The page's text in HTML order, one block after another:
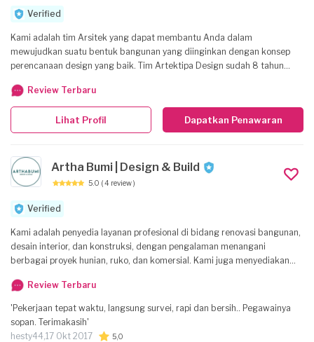
Verified
Kami adalah tim Arsitek yang dapat membantu Anda dalam
mewujudkan suatu bentuk bangunan yang diinginkan dengan konsep
perencanaan design yang baik. Tim Artektipa Design sudah 8 tahun
sesuai design yang diinginkan. Lokasi kami di Cibubur City, melayani
permintaan di jabodetabek dan Jabar.
Review Terbaru
Dapatkan Penawaran
Lihat Profil
Artha Bumi | Design & Build
5.0 ( 4 review )
Verified
Kami adalah penyedia layanan profesional di bidang renovasi bangunan,
desain interior, dan konstruksi, dengan pengalaman menangani
berbagai proyek hunian, ruko, dan komersial. Kami juga menyediakan
hingga pekerjaan khusus seperti struktur baja WF, bengkel las (pagar
dan teralis), serta produksi custom furniture (kitchen set, lemari,
kabinet, dan lainnya). Dengan tim arsitek, desainer, dan tukang
berpengalaman, kami berkomitmen memberikan hasil terbaik yang
Review Terbaru
'Pekerjaan tepat waktu, langsung survei, rapi dan bersih.. Pegawainya
sopan. Terimakasih'
hesty44,17 Okt 2017 5,0